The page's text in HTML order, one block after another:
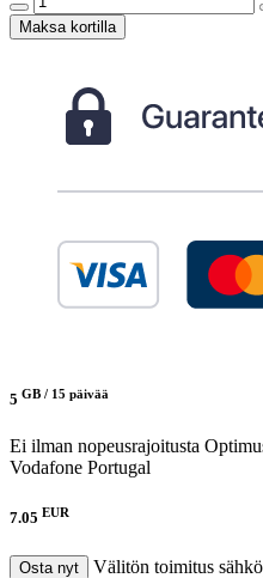
Maksa kortilla
5 GB / 15 päivää
Ei ilman nopeusrajoitusta
Vodafone Portugal
7.05 EUR
Osta nyt Välitön toimitus